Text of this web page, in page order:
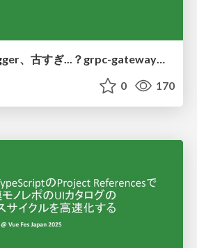
うわっ...私のSwagger、古すぎ...？grpc-gateway向けのSwaggerと向き合う
0 170